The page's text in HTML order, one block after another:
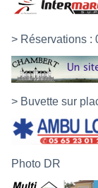
> Réservations :
> Buvette sur
Photo DR